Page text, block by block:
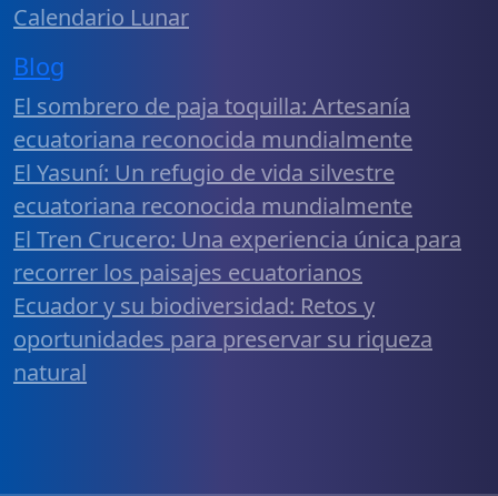
Calendario Lunar
Blog
El sombrero de paja toquilla: Artesanía
ecuatoriana reconocida mundialmente
El Yasuní: Un refugio de vida silvestre
ecuatoriana reconocida mundialmente
El Tren Crucero: Una experiencia única para
recorrer los paisajes ecuatorianos
Ecuador y su biodiversidad: Retos y
oportunidades para preservar su riqueza
natural